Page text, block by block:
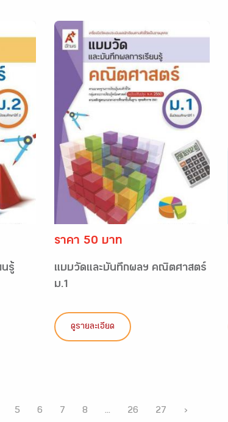
นรู้
ราคา 50 บาท
แบบวัดและบันทึกผลฯ คณิตศาสตร์
ม.1
ดูรายละเอียด
5 6 7 8 ... 26 27 ›